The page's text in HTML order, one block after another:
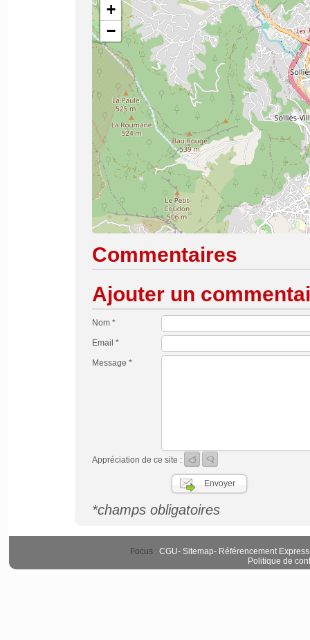
+
−
Commentaires
Ajouter un
Nom *
Email *
Message *
Appréciation de ce site :
*champs obligatoires
Focus : CGU- Sitemap- Référencement Express
Politique de